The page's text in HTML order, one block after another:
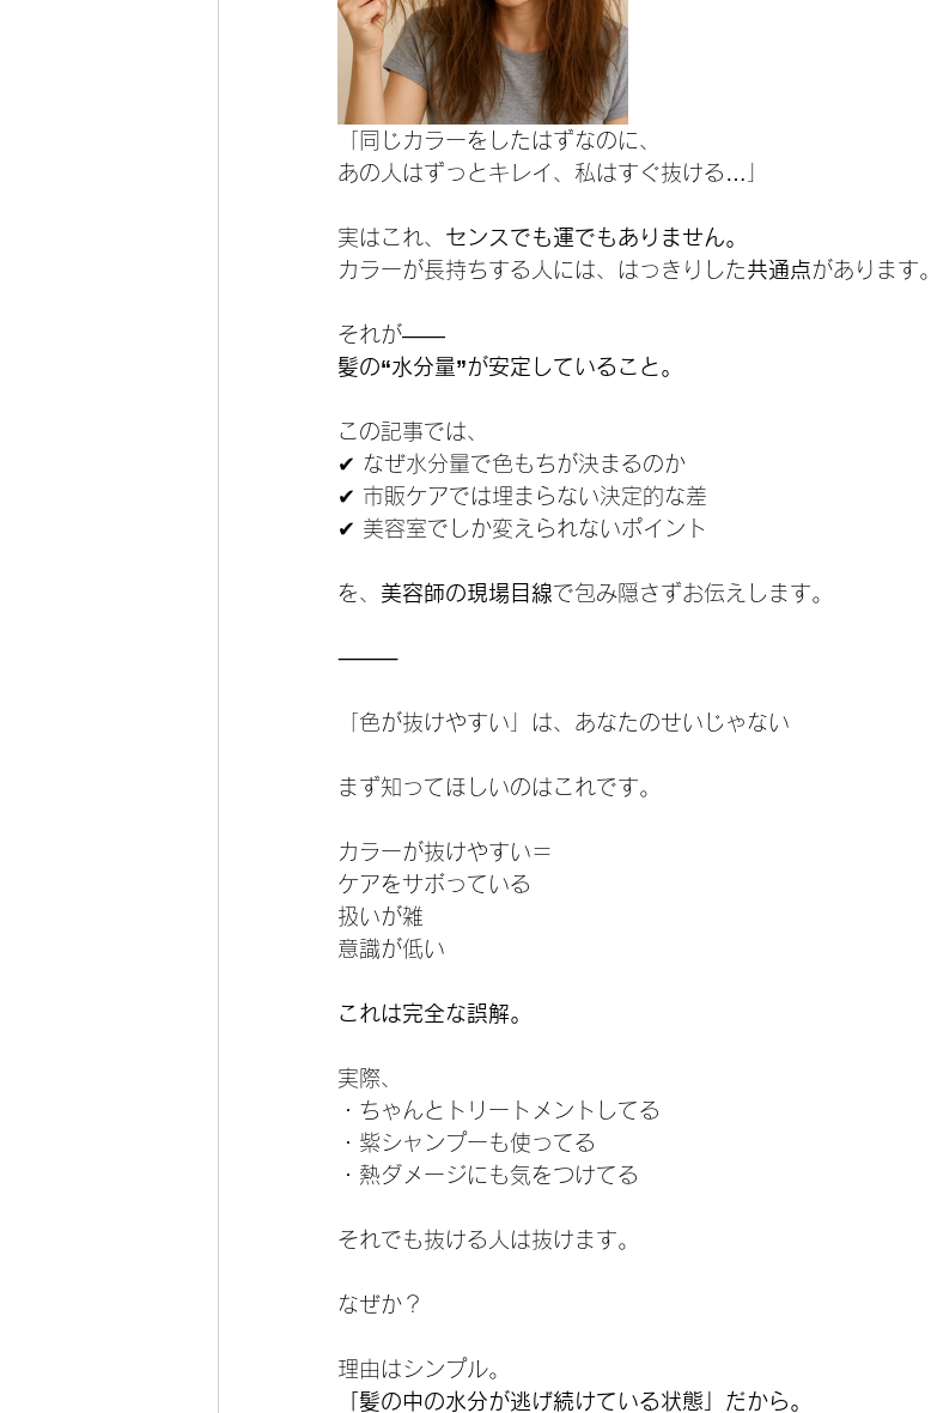
「同じカラーをしたはずなのに、
あの人はずっとキレイ、私はすぐ抜ける…」
実はこれ、 センスでも運でもありません。
カラーが長持ちする人には、はっきりした共通点があります。
それが――
髪の“水分量”が安定していること。
この記事では、
✔ なぜ水分量で色もちが決まるのか
✔ 市販ケアでは埋まらない決定的な差
✔ 美容室でしか変えられないポイント
を、 美容師の現場目線で包み隠さずお伝えします。
⸻
「色が抜けやすい」は、あなたのせいじゃない
まず知ってほしいのはこれです。
カラーが抜けやすい＝
ケアをサボっている
扱いが雑
意識が低い
これは完全な誤解。
実際、
・ちゃんとトリートメントしてる
・紫シャンプーも使ってる
・熱ダメージにも気をつけてる
それでも抜ける人は抜けます。
なぜか？
理由はシンプル。
「髪の中の水分が逃げ続けている状態」だから。